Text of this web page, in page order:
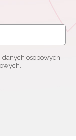
osobowych